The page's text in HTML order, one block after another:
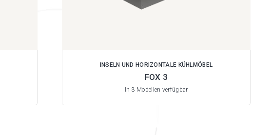
INSELN UND HORIZONTALE KÜHLMÖBEL
FOX 3
In 3 Modellen verfügbar